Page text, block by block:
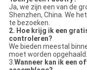
Ja, we zijn een van de
Shenzhen, China. We
te bezoeken.
2. Hoe krijg ik een
controleren?
We bieden meestal
moet worden opgehaald.
3.Wanneer kan ik een